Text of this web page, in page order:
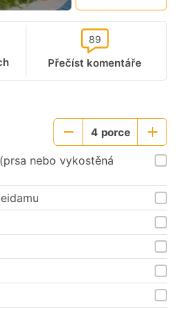
Přečíst komentáře
89
Menší
4 porce
Větší
porce
nebo vykostěná